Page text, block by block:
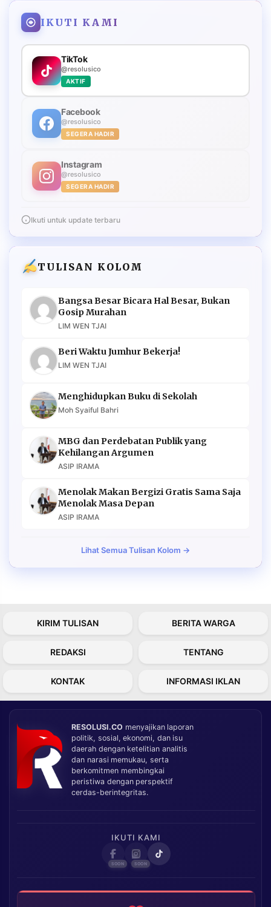
IKUTI KAMI
TikTok
@resolusico
AKTIF
Facebook
@resolusico
SEGERA HADIR
Instagram
@resolusico
SEGERA HADIR
Ikuti untuk update terbaru
TULISAN KOLOM
Bangsa Besar Bicara Hal Besar, Bukan
Gosip Murahan
LIM WEN TJAI
Beri Waktu Jumhur Bekerja!
LIM WEN TJAI
Menghidupkan Buku di Sekolah
Moh Syaiful Bahri
MBG dan Perdebatan Publik yang
Kehilangan Argumen
ASIP IRAMA
Menolak Makan Bergizi Gratis Sama Saja
Menolak Masa Depan
ASIP IRAMA
Lihat Semua Tulisan Kolom →
KIRIM TULISAN BERITA WARGA
REDAKSI TENTANG
KONTAK INFORMASI IKLAN
RESOLUSI.CO menyajikan laporan
politik, sosial, ekonomi, dan isu
daerah dengan ketelitian analitis
dan narasi memukau, serta
berkomitmen membingkai
peristiwa dengan perspektif
cerdas-berintegritas.
IKUTI KAMI